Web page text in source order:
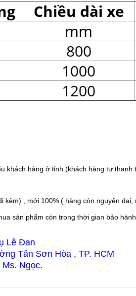
Chiều dài xe
mm
800
1000
1200
khách hàng ở tỉnh (khách hàng tự thanh
kèm) , mới 100% ( hàng còn nguyên đai,
sản phẩm còn trong thời gian bảo
Lê Đan
Tân Sơn Hòa , TP. HCM
Ngọc.